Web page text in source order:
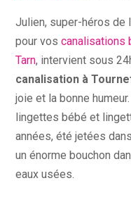
Julien, super-héros de
pour voscanalisations
Tarn, intervient sous
canalisation à
joie et la bonne
lingettes bébé et
années, été jetées
un énorme bouchon
eaux usées.